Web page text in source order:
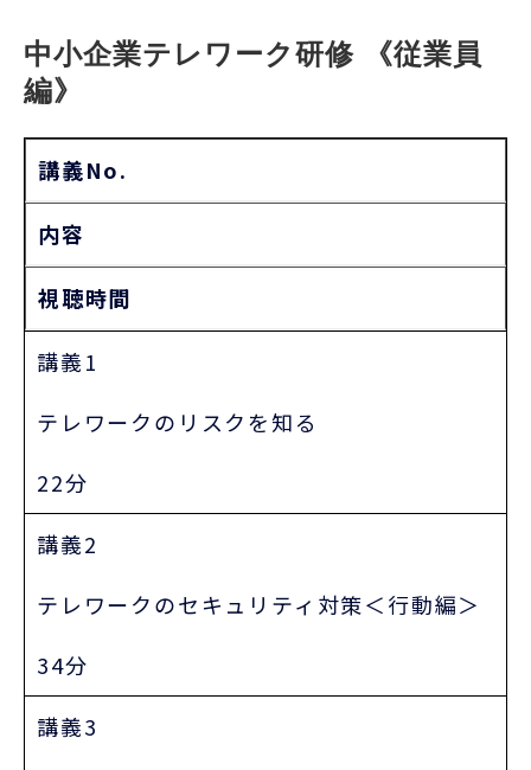
中小企業テレワーク研修 《従業員
編》
講義No.
内容
視聴時間
講義1
テレワークのリスクを知る
22分
講義2
テレワークのセキュリティ対策＜行動編＞
34分
講義3